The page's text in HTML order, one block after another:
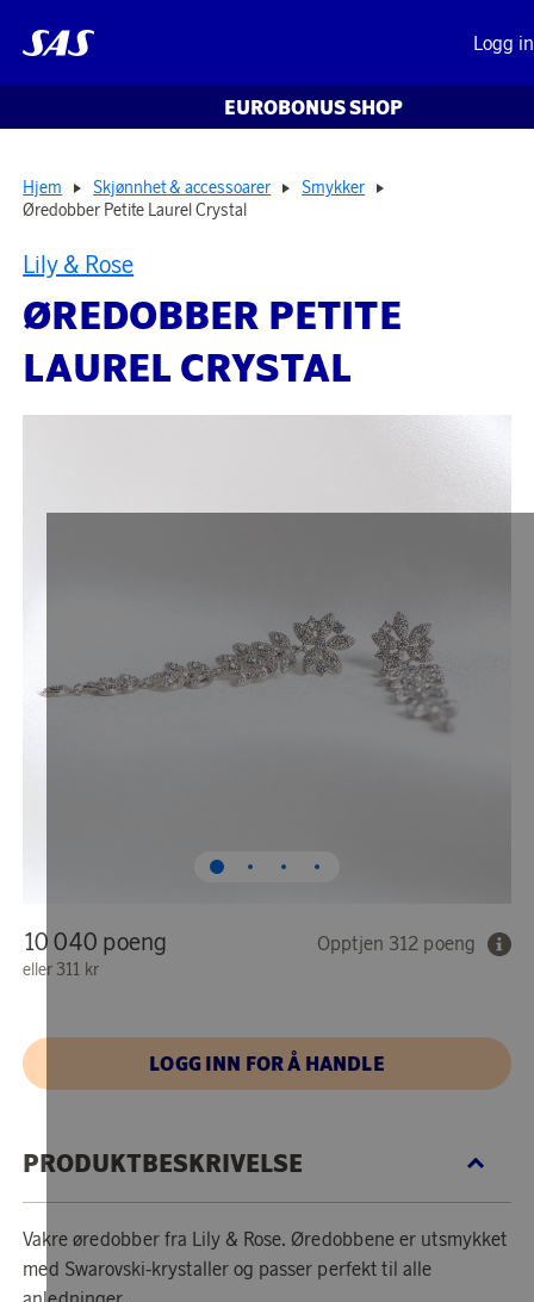
Logg in
EUROBONUS SHOP
Hjem Skjønnhet & accessoarer
Smykker
Øredobber Petite Laurel Crystal
Lily & Rose
ØREDOBBER PETITE
LAUREL CRYSTAL
10 040 poeng
eller 311 kr
Opptjen 312 poeng
LOGG INN FOR Å HANDLE
PRODUKTBESKRIVELSE
Vakre øredobber fra Lily & Rose. Øredobbene er utsmykket
med Swarovski-krystaller og passer perfekt til alle